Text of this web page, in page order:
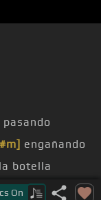
engañando
botella
On